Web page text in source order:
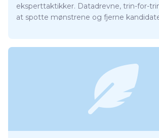
eksperttaktikker. Datadrevne, trin-for-
at spotte mønstrene og fjerne